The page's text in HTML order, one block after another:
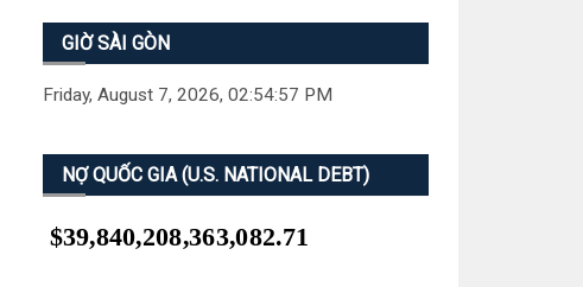
GIỜ SÀI GÒN
Friday, August 7, 2026, 02:54:58 PM
NỢ QUỐC GIA (U.S. NATIONAL DEBT)